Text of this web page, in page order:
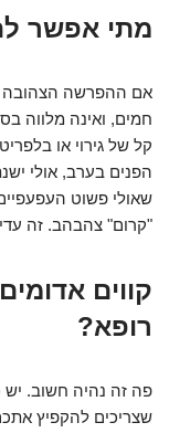
מתי אפשר
אם ההפרשה הצהובה
חמים, ואינה מלווה
קל של גירוי או
הפנים בערב, אולי
שאולי פשוט
"קרום" צהבהב. זה
קווים
רופא?
פה זה נהיה חשוב.
שצריכים להקפיץ